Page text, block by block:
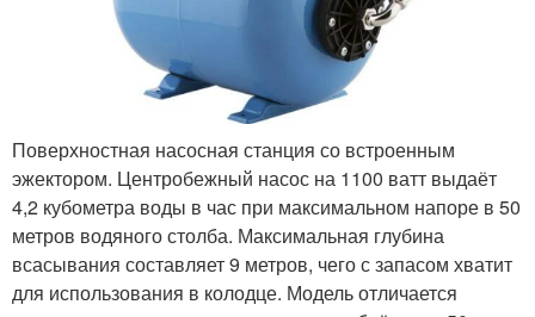
Поверхностная насосная станция со встроенным
эжектором. Центробежный насос на 1100 ватт выдаёт
4,2 кубометра воды в час при максимальном напоре в 50
метров водяного столба. Максимальная глубина
всасывания составляет 9 метров, чего с запасом хватит
для использования в колодце. Модель отличается